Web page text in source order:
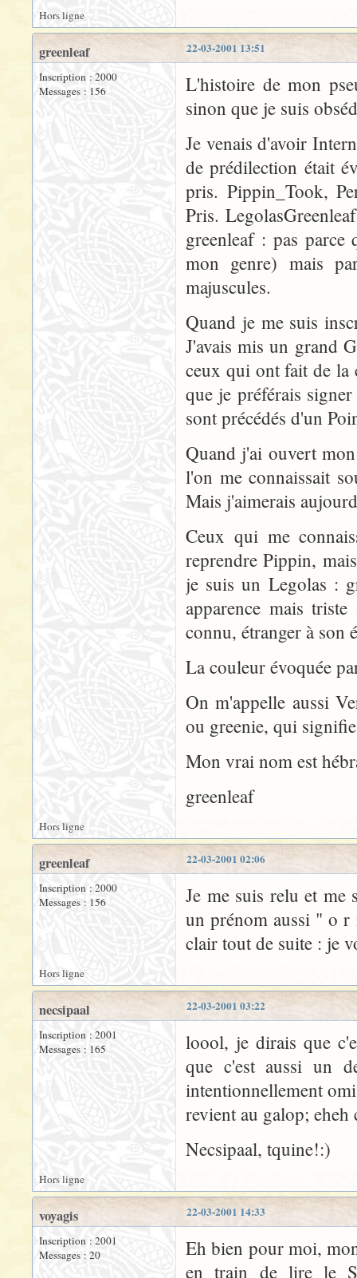
Hors ligne
22-03-2001 13:51
greenleaf
Inscription : 2000
Messages : 156
L'histoire de mon
sinon que je suis
Je venais d'avoir
de prédilection était
pris. Pippin_Took,
Pris.
greenleaf : pas parce
mon genre) mais
majuscules.
Quand je me suis
J'avais mis un grand
ceux qui ont fait de la
que je préférais
sont précédés d'un
Quand j'ai ouvert
l'on me connaissait
Mais j'aimerais
Ceux qui me
reprendre Pippin,
je suis un Legolas :
apparence mais
connu, étranger à son
La couleur évoquée
On m'appelle aussi
ou greenie, qui
Mon vrai nom est
greenleaf
Hors ligne
22-03-2001 02:06
greenleaf
Inscription : 2000
Messages : 156
Je me suis relu et me
un prénom aussi " o
clair tout de suite : je
Hors ligne
22-03-2001 03:22
necsipaal
Inscription : 2001
Messages : 165
loool, je dirais que
que c'est aussi un
intentionnellement
revient au galop;
Necsipaal, tquine!:)
Hors ligne
22-03-2001 14:33
voyagis
Inscription : 2001
Messages : 20
Eh bien pour moi,
en train de lire le